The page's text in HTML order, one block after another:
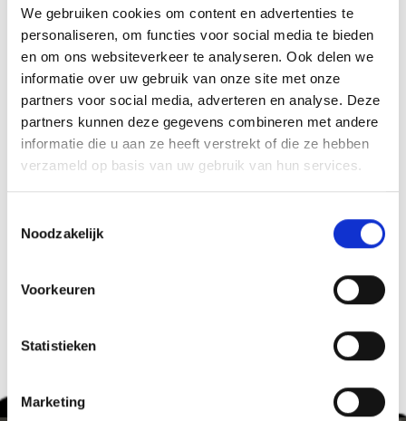
We gebruiken cookies om content en advertenties te
personaliseren, om functies voor social media te bieden
en om ons websiteverkeer te analyseren. Ook delen we
informatie over uw gebruik van onze site met onze
partners voor social media, adverteren en analyse. Deze
partners kunnen deze gegevens combineren met andere
informatie die u aan ze heeft verstrekt of die ze hebben
verzameld op basis van uw gebruik van hun services.
Noodzakelijk
Voorkeuren
Statistieken
Marketing
Organisator
Tourismusverein Latsch-Martell
Hauptstraße 14
Latsch 39021
info@latsch.it
www.latsch-martell.it
Tel.+39 0473 623109